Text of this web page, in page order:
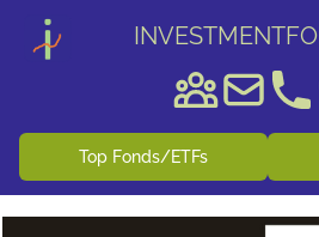
Top Fonds/ETFs